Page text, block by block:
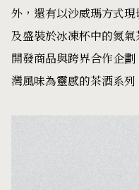
外，還有以沙威瑪方式
及盛裝於冰凍杯中的氮
開發商品與跨界合作企
灣風味為靈感的茶酒系列